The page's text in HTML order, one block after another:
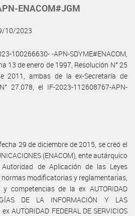
ENACOM#JGM
10/2023
100266630- -APN-SDYME#ENACOM,
13 de enero de 1997, Resolución N° 25
2011, ambas de la ex-Secretaría de
27.078, el IF-2023-112608767-APN-
29 de diciembre de 2015, se creó el
(ENACOM), ente autárquico
de Aplicación de las Leyes
normas modificatorias y reglamentarias,
competencias de la ex AUTORIDAD
DE LA INFORMACIÓN Y LAS
AUTORIDAD FEDERAL DE SERVICIOS